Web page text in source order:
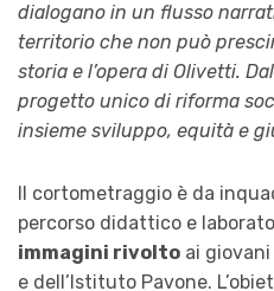
dialogano in un flusso
territorio che non può
storia e l’opera di Olivetti.
progetto unico di riforma
insieme sviluppo, equità e
Il cortometraggio è da
percorso didattico e
immagini rivolto ai
e dell’Istituto Pavone.